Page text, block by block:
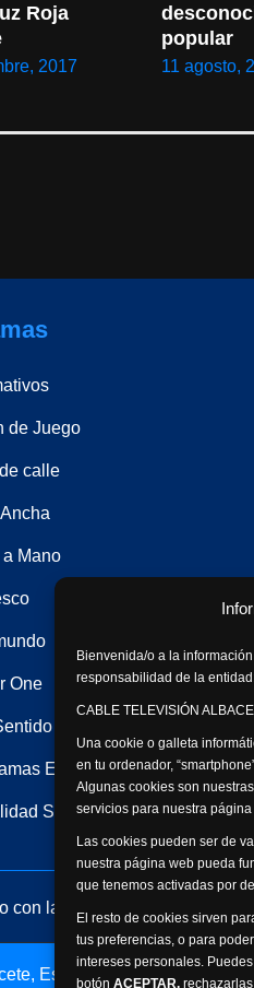
Bienvenida/o a la
responsabilidad de la
CABLE TELEVISIÓN
Una cookie o galleta
en tu ordenador,
Algunas cookies son
servicios para nuestra
Las cookies pueden ser de
nuestra página web pueda
que tenemos activadas por
El resto de cookies sirven
tus preferencias, o para
intereses personales.
botón ACEPTAR,
Roja
2017
popular
11 agosto,
de Juego
calle
a Mano
One
Común
Especiales
Semanal
con la protección de datos
España -